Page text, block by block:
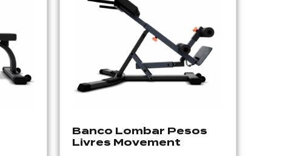
Banco Lombar Pesos
Livres Movement